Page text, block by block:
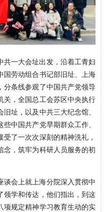
一大会址出发，沿着工青妇
国劳动组合书记部旧址、上海
条线参观了中国共产党领导
关，全国总工会苏区中央执行
址，以及中共三大纪念馆、
中国共产党早期群众工作、
了一次次深刻的精神洗礼，
，筑牢为科研人员服务的初
谈会上就上海分院深入贯彻中
领学和传达，他们指出，到这
项规定精神学习教育生动的实